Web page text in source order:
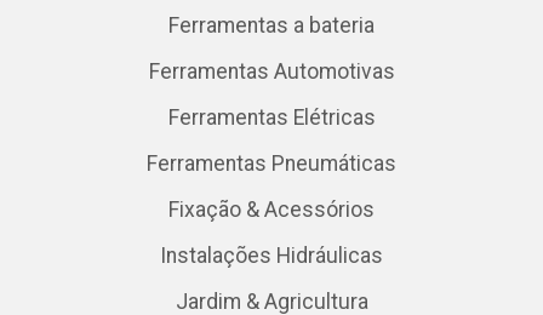
Ferramentas a bateria
Ferramentas Automotivas
Ferramentas Elétricas
Ferramentas Pneumáticas
Fixação & Acessórios
Instalações Hidráulicas
Jardim & Agricultura